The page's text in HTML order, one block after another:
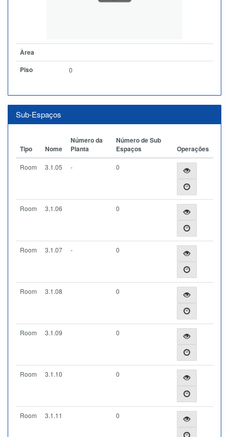
Àrea
Piso
0
Sub-Espaços
Tipo Nome
Número da
Planta
Número de Sub
Espaços
Operações
Room 3.1.05 - 0
Room 3.1.06 0
Room 3.1.07 - 0
Room 3.1.08 0
Room 3.1.09 0
Room 3.1.10 0
Room 3.1.11 0